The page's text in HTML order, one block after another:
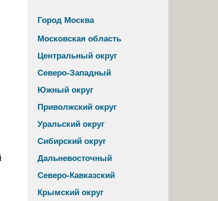
Город Москва
Московская область
Центральный округ
Северо-Западный
Южный округ
Приволжский округ
Уральский округ
Сибирский округ
Дальневосточный
Северо-Кавказский
Крымский округ